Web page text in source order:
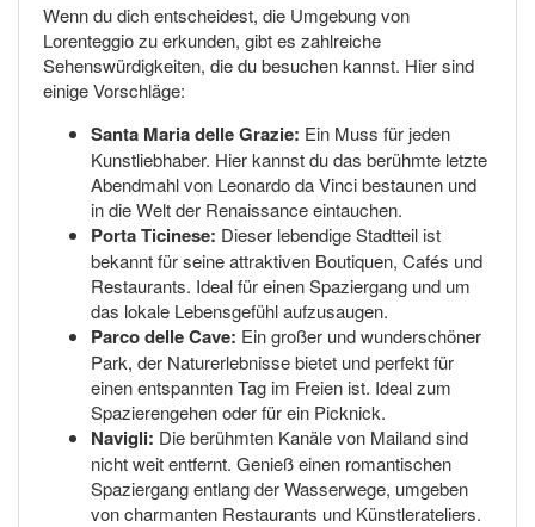
Wenn du dich entscheidest, die Umgebung von
Lorenteggio zu erkunden, gibt es zahlreiche
Sehenswürdigkeiten, die du besuchen kannst. Hier sind
einige Vorschläge:
Santa Maria delle Grazie: Ein Muss für jeden
Kunstliebhaber. Hier kannst du das berühmte letzte
Abendmahl von Leonardo da Vinci bestaunen und
in die Welt der Renaissance eintauchen.
Porta Ticinese: Dieser lebendige Stadtteil ist
bekannt für seine attraktiven Boutiquen, Cafés und
Restaurants. Ideal für einen Spaziergang und um
das lokale Lebensgefühl aufzusaugen.
Parco delle Cave: Ein großer und wunderschöner
Park, der Naturerlebnisse bietet und perfekt für
einen entspannten Tag im Freien ist. Ideal zum
Spazierengehen oder für ein Picknick.
Navigli: Die berühmten Kanäle von Mailand sind
nicht weit entfernt. Genieß einen romantischen
Spaziergang entlang der Wasserwege, umgeben
von charmanten Restaurants und Künstlerateliers.